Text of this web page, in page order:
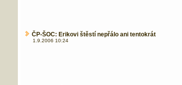
ČP-ŠOC: Erikovi štěstí nepřálo ani tentokrát
1.9.2006 10:24